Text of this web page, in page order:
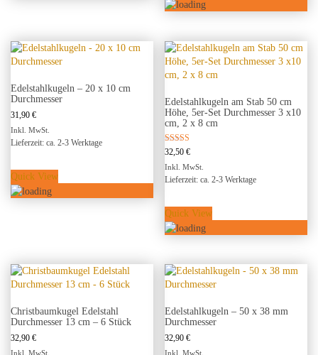
Edelstahlkugeln – 20 x 10 cm
Durchmesser
31,90 €
Inkl. MwSt.
Lieferzeit: ca. 2-3 Werktage
Quick View
Edelstahlkugeln am Stab 50 cm
Höhe, 5er-Set Durchmesser 3 x10
cm, 2 x 8 cm
Bewertet mit
5.00
von 5
32,50€
Inkl. MwSt.
Lieferzeit: ca. 2-3 Werktage
Quick View
Christbaumkugel Edelstahl
Durchmesser 13 cm – 6 Stück
32,90 €
Inkl. MwSt.
Edelstahlkugeln – 50 x 38 mm
Durchmesser
32,90€
Inkl. MwSt.